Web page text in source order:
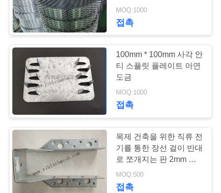
하
기
요
하
다
높은 늑골을 붙인 거
푸집 공사
고약 각 구슬
98
1 밀리미터 두께
MOQ:1000
접촉
100mm * 100mm 사각 안
티 스플릿 플레이트 아연
도금
MOQ:1000
접촉
목제 건축을 위한 직류 전
기를 통한 장선 걸이 반대
로 쪼개지는 판 2mm 간
격
MOQ:500
접촉